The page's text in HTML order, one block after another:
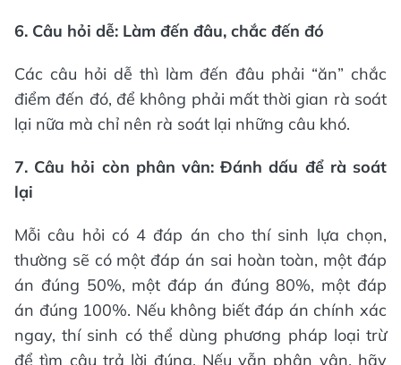
6. Câu hỏi dễ: Làm đến đâu, chắc đến đó
Các câu hỏi dễ thì làm đến đâu phải “ăn” chắc
điểm đến đó, để không phải mất thời gian rà soát
lại nữa mà chỉ nên rà soát lại những câu khó.
7. Câu hỏi còn phân vân: Đánh dấu để rà soát
lại
Mỗi câu hỏi có 4 đáp án cho thí sinh lựa chọn,
thường sẽ có một đáp án sai hoàn toàn, một đáp
án đúng 50%, một đáp án đúng 80%, một đáp
án đúng 100%. Nếu không biết đáp án chính xác
ngay, thí sinh có thể dùng phương pháp loại trừ
để tìm câu trả lời đúng. Nếu vẫn phân vân, hãy